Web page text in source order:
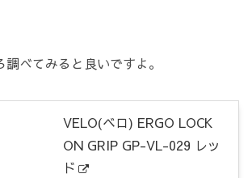
べてみると良いですよ。
VELO(ベロ) ERGO LOCK
ON GRIP GP-VL-029 レッ
ド